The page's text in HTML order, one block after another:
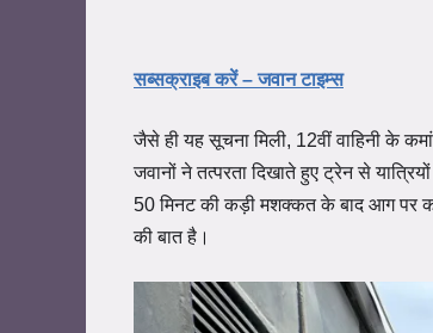
सब्सक्राइब करें – जवान टाइम्स
जैसे ही यह सूचना मिली, 12वीं वाहिनी के
जवानों ने तत्परता दिखाते हुए ट्रेन से
50 मिनट की कड़ी मशक्कत के बाद आग पर
की बात है।